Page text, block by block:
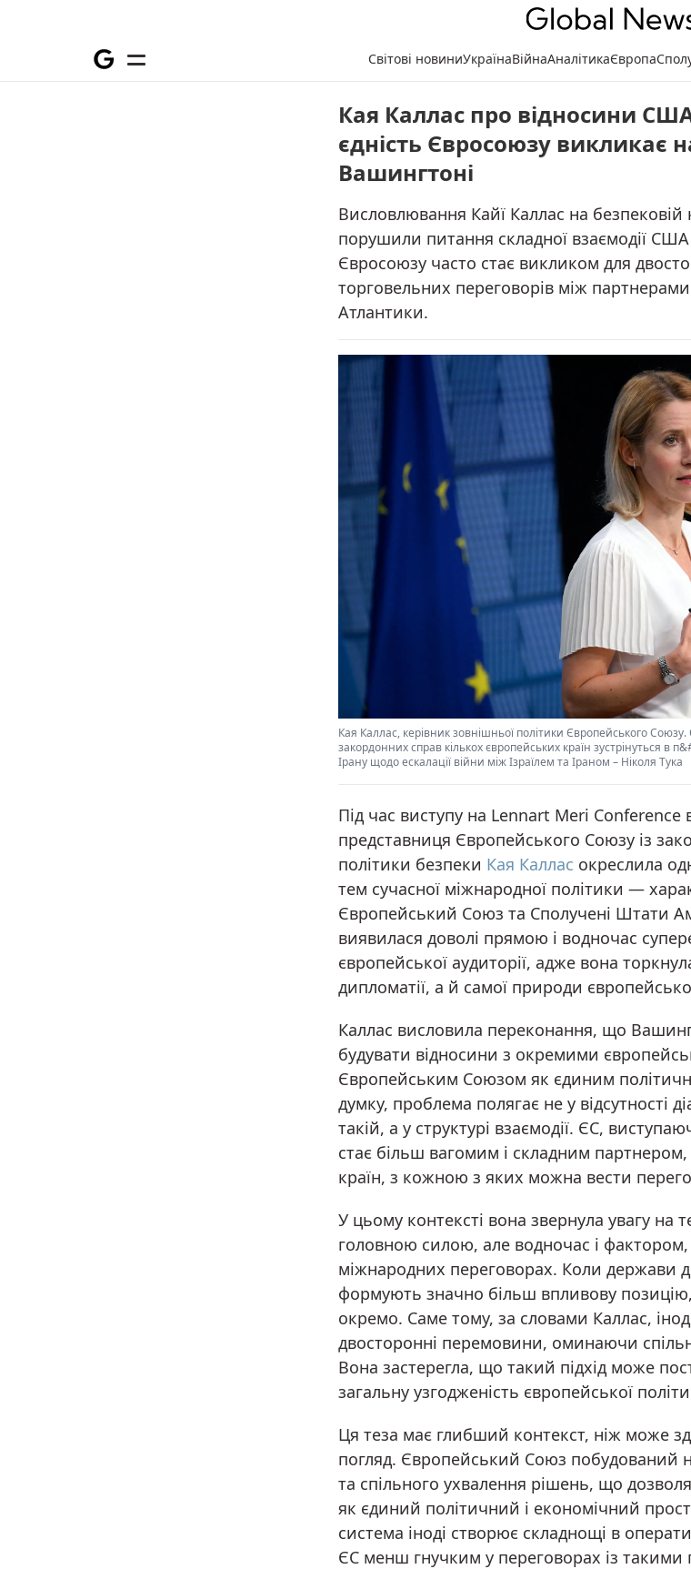
Світові новиниУкраїнаВійнаАналітикаЄвропа
Кая Каллас про відносини
єдність Євросоюзу викликає
Вашингтоні
Висловлювання Кайї Каллас на безпековій
порушили питання складної взаємодії США
Євросоюзу часто стає викликом для
торговельних переговорів між партнерами
Атлантики.
Кая Каллас, керівник зовнішньої політики Європейського Союзу.
закордонних справ кількох європейських країн зустрінуться в
Ірану щодо ескалації війни між Ізраїлем та Іраном – Ніколя Тука
Під час виступу на Lennart Meri Conference
представниця Європейського Союзу із
політики безпеки Кая Каллас окреслила
тем сучасної міжнародної політики —
Європейський Союз та Сполучені Штати
виявилася доволі прямою і водночас
європейської аудиторії, адже вона
дипломатії, а й самої природи
Каллас висловила переконання, що
будувати відносини з окремими
Європейським Союзом як єдиним
думку, проблема полягає не у відсутності
такій, а у структурі взаємодії. ЄС,
стає більш вагомим і складним партнером,
країн, з кожною з яких можна вести
У цьому контексті вона звернула увагу на
головною силою, але водночас і
міжнародних переговорах. Коли держави
формують значно більш впливову
окремо. Саме тому, за словами Каллас,
двосторонні перемовини, оминаючи
Вона застерегла, що такий підхід може
загальну узгодженість європейської
Ця теза має глибший контекст, ніж може
погляд. Європейський Союз побудований
та спільного ухвалення рішень, що
як єдиний політичний і економічний
система іноді створює складнощі в
ЄС менш гнучким у переговорах із